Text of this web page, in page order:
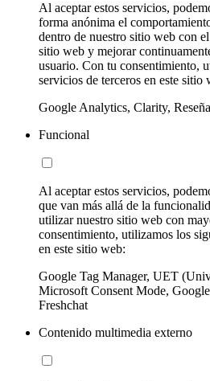
Al aceptar estos servicios,
forma anónima el
dentro de nuestro sitio web con
sitio web y mejorar
usuario. Con tu consentimiento,
servicios de terceros en este sitio
Google Analytics, Clarity,
Funcional
Al aceptar estos servicios,
que van más allá de la
utilizar nuestro sitio web con
consentimiento, utilizamos los
en este sitio web:
Google Tag Manager, UET
Microsoft Consent Mode,
Freshchat
Contenido multimedia externo